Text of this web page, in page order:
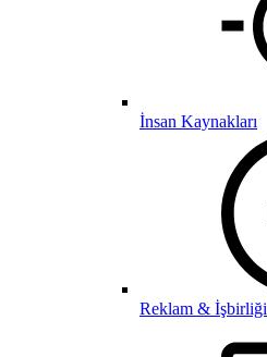
İnsan Kaynakları
Reklam & İşbirliği